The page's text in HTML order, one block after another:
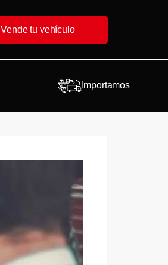
Vende tu vehículo
Importamos